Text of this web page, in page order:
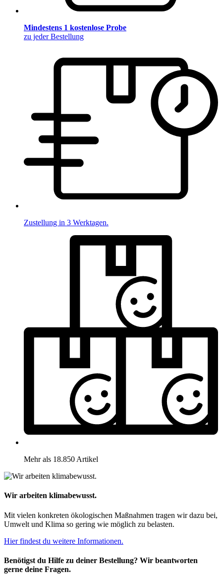
Mindestens 1 kostenlose Probe
zu jeder Bestellung
Zustellung in 3 Werktagen.
Mehr als 18.850 Artikel
Wir arbeiten klimabewusst.
Mit vielen konkreten ökologischen Maßnahmen tragen wir dazu bei,
Umwelt und Klima so gering wie möglich zu belasten.
Hier findest du weitere Informationen.
Benötigst du Hilfe zu deiner Bestellung? Wir beantworten
gerne deine Fragen.